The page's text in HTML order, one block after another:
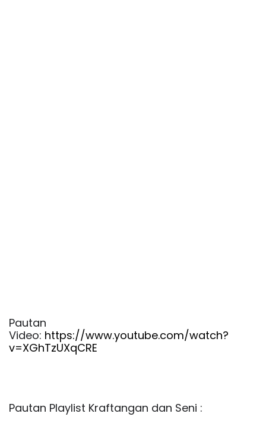
Pautan
Video: https://www.youtube.com/watch?
v=XGhTzUXqCRE
Pautan Playlist Kraftangan dan Seni :